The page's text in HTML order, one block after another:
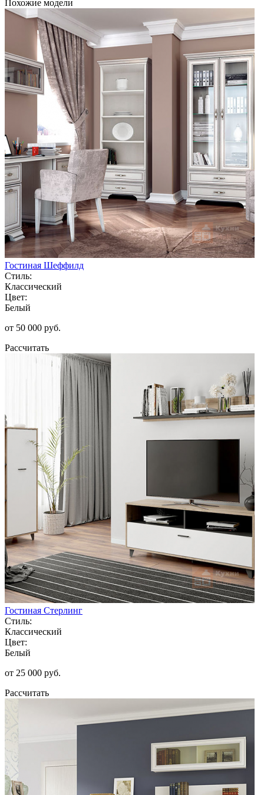
Похожие модели
Гостиная Шеффилд
Стиль:
Классический
Цвет:
Белый
от 50 000 руб.
Рассчитать
Гостиная Стерлинг
Стиль:
Классический
Цвет:
Белый
от 25 000 руб.
Рассчитать